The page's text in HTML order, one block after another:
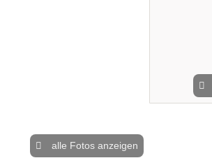
alle Fotos anzeigen